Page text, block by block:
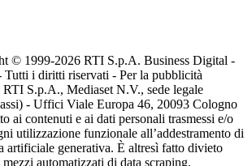
© 1999-2026 RTI S.p.A. Business Digital -
Tutti i diritti riservati - Per la pubblicità
S.p.A., Mediaset N.V., sede legale
- Uffici Viale Europa 46, 20093 Cologno
ai contenuti e ai dati personali trasmessi e/o
utilizzazione funzionale all’addestramento di
artificiale generativa. È altresì fatto divieto
automatizzati di data scraping.